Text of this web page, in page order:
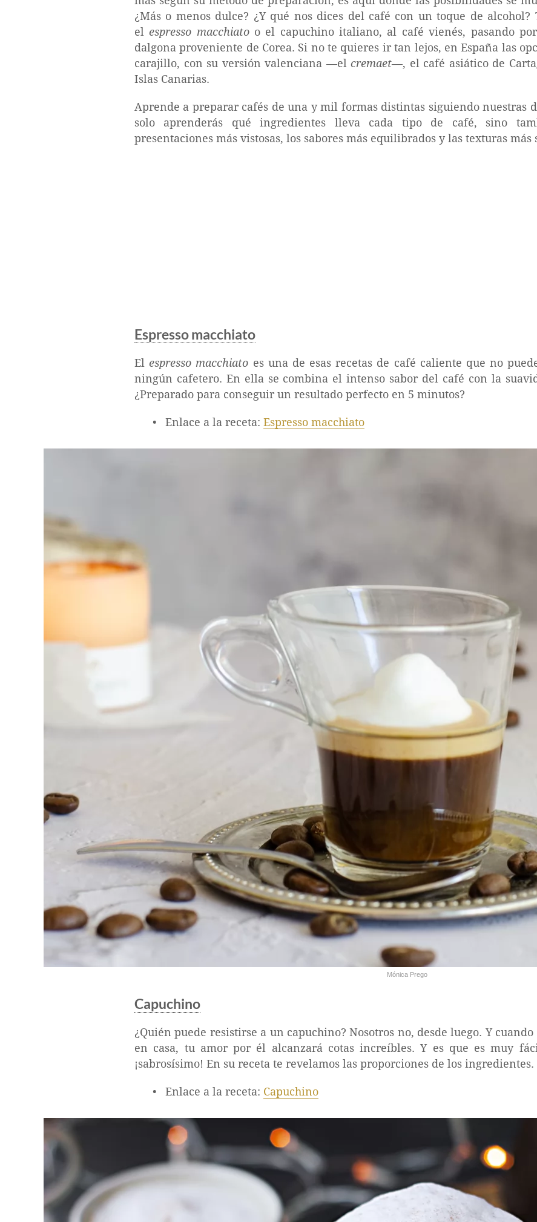
¿Más o menos dulce? ¿Y qué nos dices del café con un toque de alcohol?
elespresso macchiatoo el capuchino italiano, al café vienés, pasando
dalgona proveniente de Corea. Si no te quieres ir tan lejos, en España las
carajillo, con su versión valenciana —el cremaet—, el café asiático de
Islas Canarias.
Aprende a preparar cafés de una y mil formas distintas siguiendo nuestras
solo aprenderás qué ingredientes lleva cada tipo de café, sino
presentaciones más vistosas, los sabores más equilibrados y las texturas más
Espresso macchiato
Elespresso macchiato es una de esas recetas de café caliente que no
ningún cafetero. En ella se combina el intenso sabor del café con la
¿Preparado para conseguir un resultado perfecto en 5 minutos?
Enlace a la receta: Espresso macchiato
Mónica Prego
Capuchino
¿Quién puede resistirse a un capuchino? Nosotros no, desde luego. Y
en casa, tu amor por él alcanzará cotas increíbles. Y es que es muy
¡sabrosísimo! En su receta te revelamos las proporciones de los ingredientes.
Enlace a la receta: Capuchino